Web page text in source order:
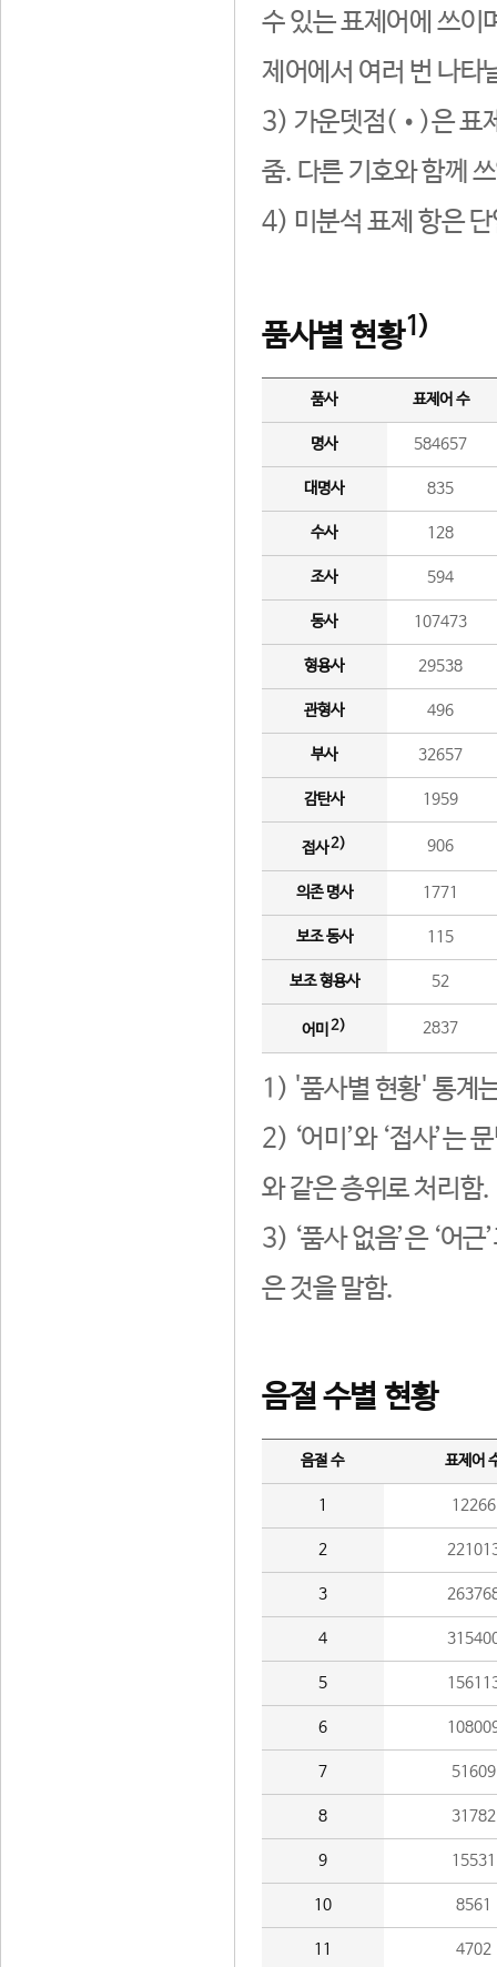
수 있는 표제어에 쓰이
제어에서 여러 번 나타
3) 가운뎃점(•)은 표
줌. 다른 기호와 함께
4) 미분석 표제 항은
품사별 현황1)
품사 표제어 수
명사 584657
대명사 835
수사 128
조사 594
동사 107473
형용사 29538
관형사 496
부사 32657
감탄사 1959
접사2) 906
의존 명사 1771
보조 동사 115
보조 형용사 52
어미 2) 2837
1) '품사별 현황' 통계
2) ‘어미’와 ‘접사’는
와 같은 층위로 처리함.
3) ‘품사 없음’은 ‘어
은 것을 말함.
음절 수별 현황
음절 수 표제어
1 12266
2
3
4
5
6
7 51609
8 31782
9 15531
10 8561
11 4702